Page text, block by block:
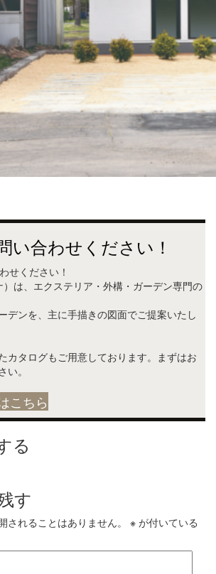
い合わせください！
は、エクステリア・外構・ガーデン専門の
デンを、主に手描きの図面でご提案いたし
カタログもご用意しております。まずはお
。
こちら
る
す
されることはありません。 ※ が付いている